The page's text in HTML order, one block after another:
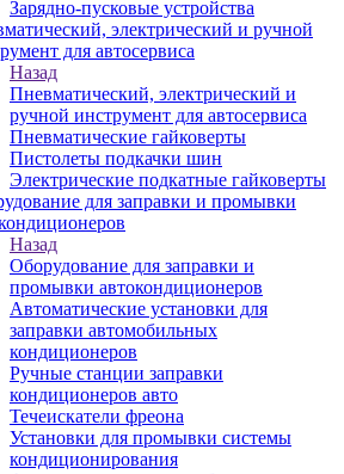
Зарядно-пусковые устройства
электрический и ручной
для автосервиса
Назад
Пневматический, электрический и
ручной инструмент для автосервиса
Пневматические гайковерты
Пистолеты подкачки шин
Электрические подкатные гайковерты
для заправки и промывки
Назад
Оборудование для заправки и
промывки автокондиционеров
Автоматические установки для
заправки автомобильных
кондиционеров
Ручные станции заправки
кондиционеров авто
Течеискатели фреона
Установки для промывки системы
кондиционирования